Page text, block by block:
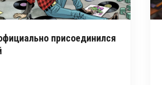
присоединился